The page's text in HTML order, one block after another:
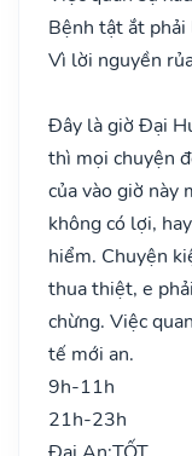
Bệnh tật ắt
Vì lời nguyền
Đây là giờ Đại
thì mọi chuyện
của vào giờ này
không có lợi,
hiểm. Chuyện
thua thiệt, e
chừng. Việc
tế mới an.
9h-11h
21h-23h